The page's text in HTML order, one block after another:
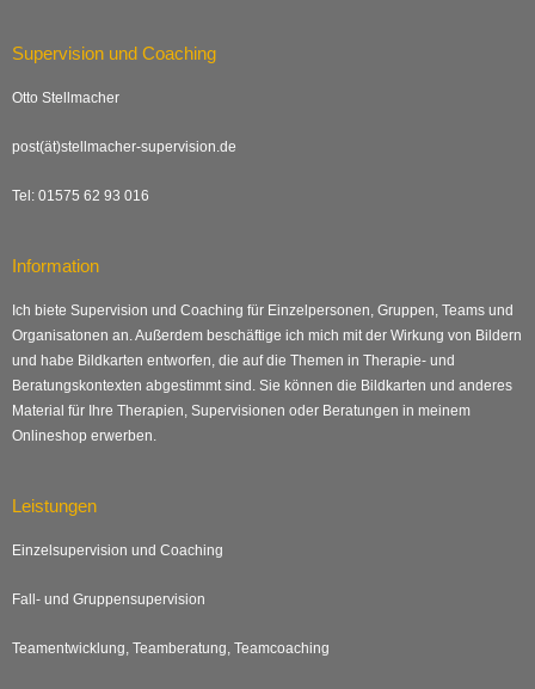
Supervision und Coaching
Otto Stellmacher
post(ät)stellmacher-supervision.de
Tel: 01575 62 93 016
Information
Ich biete Supervision und Coaching für Einzelpersonen, Gruppen, Teams und
Organisatonen an. Außerdem beschäftige ich mich mit der Wirkung von Bildern
und habe Bildkarten entworfen, die auf die Themen in Therapie- und
Beratungskontexten abgestimmt sind. Sie können die Bildkarten und anderes
Material für Ihre Therapien, Supervisionen oder Beratungen in meinem
Onlineshop erwerben.
Leistungen
Einzelsupervision und Coaching
Fall- und Gruppensupervision
Teamentwicklung, Teamberatung, Teamcoaching